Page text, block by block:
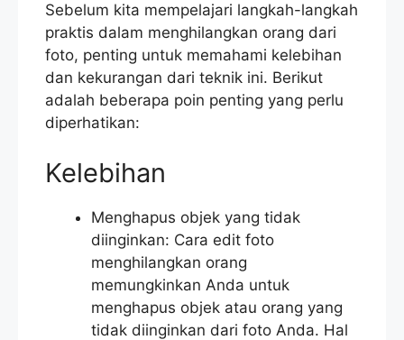
Sebelum kita mempelajari langkah-langkah
praktis dalam menghilangkan orang dari
foto, penting untuk memahami kelebihan
dan kekurangan dari teknik ini. Berikut
adalah beberapa poin penting yang perlu
diperhatikan:
Kelebihan
Menghapus objek yang tidak
diinginkan: Cara edit foto
menghilangkan orang
memungkinkan Anda untuk
menghapus objek atau orang yang
tidak diinginkan dari foto Anda. Hal